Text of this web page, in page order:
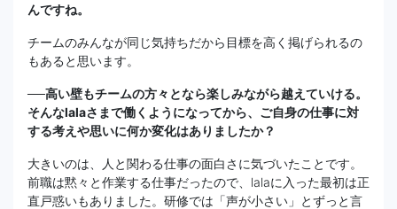
んですね。
チームのみんなが同じ気持ちだから目標を高く掲げられるの
もあると思います。
──高い壁もチームの方々となら楽しみながら越えていける。
そんなlalaさまで働くようになってから、ご自身の仕事に対
する考えや思いに何か変化はありましたか？
大きいのは、人と関わる仕事の面白さに気づいたことです。
前職は黙々と作業する仕事だったので、lalaに入った最初は正
直戸惑いもありました。研修では「声が小さい」とずっと言